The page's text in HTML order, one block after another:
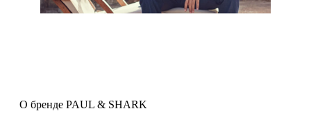
О бренде PAUL & SHARK